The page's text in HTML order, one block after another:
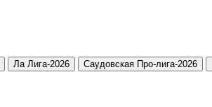
Ла Лига-2026 Саудовская Про-лига-2026